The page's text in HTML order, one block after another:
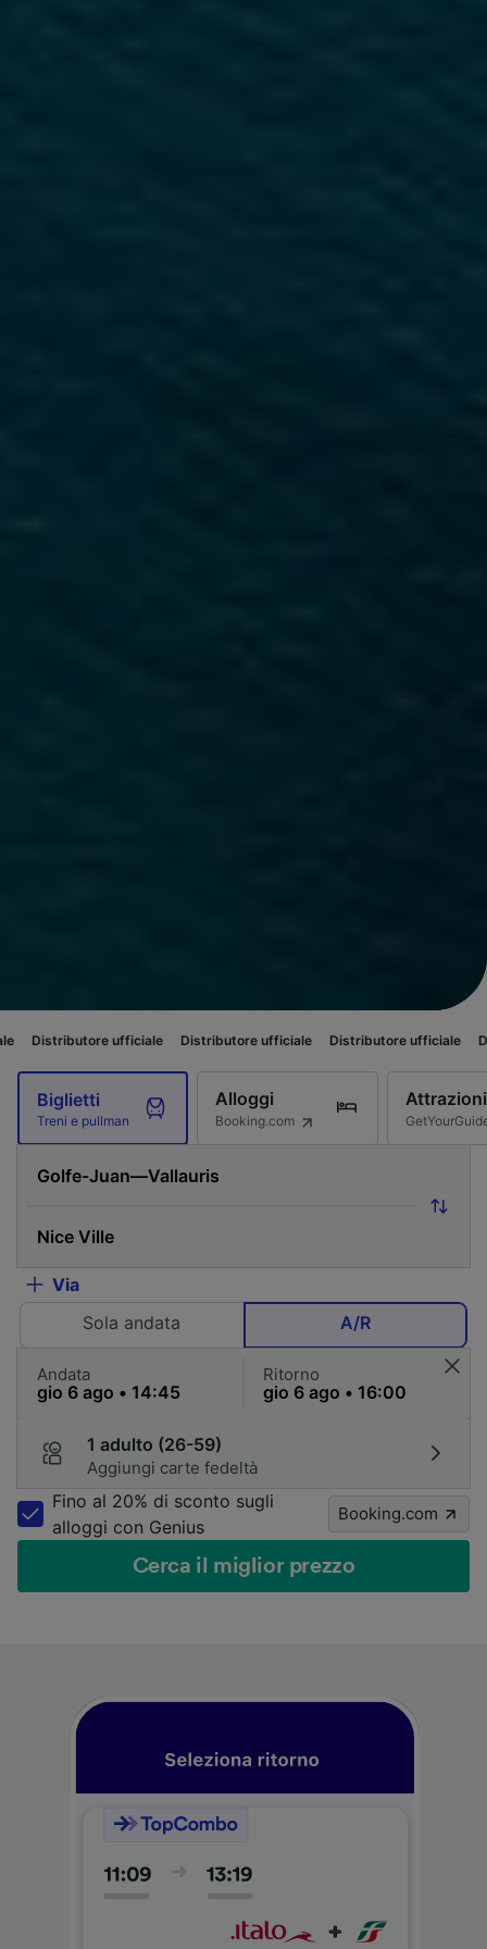
ufficiale Distributore ufficiale Distributore ufficiale Distributore
Biglietti
Treni e pullman
Alloggi
Booking.com
Attrazioni
Via
Sola andata
A/R
Andata Ritorno
1 adulto (26-59)
Aggiungi carte fedeltà
Fino al 20% di sconto sugli
alloggi con Genius
Booking.com
Cerca il miglior prezzo